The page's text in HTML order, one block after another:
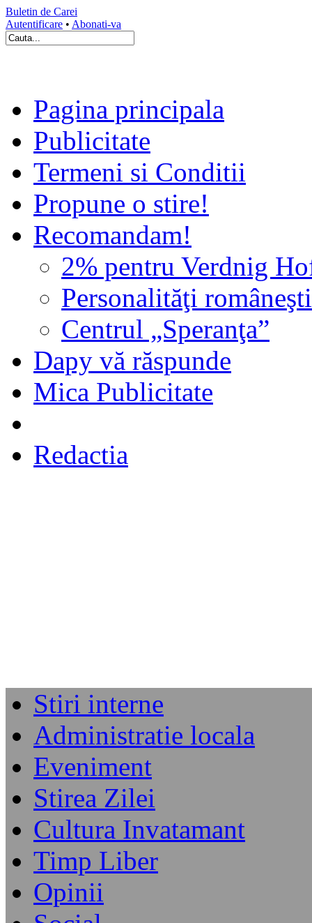
Buletin de Carei
Autentificare • Abonati-va
Pagina principala
Publicitate
Termeni si Conditii
Propune o stire!
Recomandam!
2% pentru Verdnig
Personalităţi româneşti
Centrul „Speranţa”
Dapy vă răspunde
Mica Publicitate
Redactia
Stiri interne
Administratie locala
Eveniment
Stirea Zilei
Cultura Invatamant
Timp Liber
Opinii